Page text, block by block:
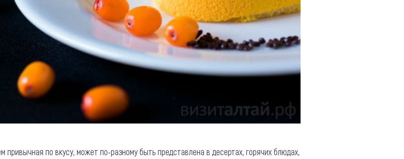
привычная по вкусу, может по-разному быть представлена в десертах, горячих блюдах,